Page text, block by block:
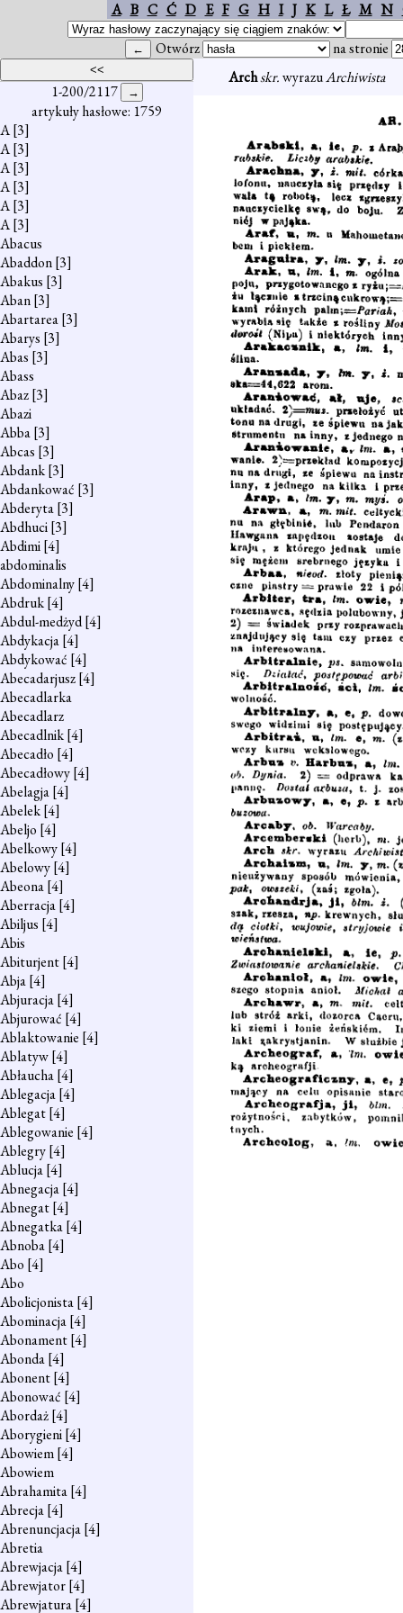
A B C Ć D E F G H I J K L Ł M N
Otwórz na stronie
1-200/2117
artykuły hasłowe: 1759
A[3]
A[3]
A[3]
A[3]
A[3]
A[3]
Abacus
Abaddon[3]
Abakus [3]
Aban[3]
Abartarea[3]
Abarys [3]
Abas [3]
Abass
Abaz[3]
Abazi
Abba[3]
Abcas [3]
Abdank[3]
Abdankować [3]
Abderyta[3]
Abdhuci[3]
Abdimi[4]
abdominalis
Abdominalny[4]
Abdruk[4]
Abdul-medżyd[4]
Abdykacja[4]
Abdykować [4]
Abecadarjusz[4]
Abecadlarka
Abecadlarz
Abecadlnik[4]
Abecadło [4]
Abecadłowy[4]
Abelagja[4]
Abelek[4]
Abeljo [4]
Abelkowy[4]
Abelowy[4]
Abeona[4]
Aberracja[4]
Abiljus [4]
Abis
Abiturjent[4]
Abja[4]
Abjuracja[4]
Abjurować [4]
Ablaktowanie [4]
Ablatyw[4]
Abłaucha[4]
Ablegacja[4]
Ablegat[4]
Ablegowanie [4]
Ablegry[4]
Ablucja[4]
Abnegacja[4]
Abnegat[4]
Abnegatka[4]
Abnoba[4]
Abo [4]
Abo
Abolicjonista[4]
Abominacja[4]
Abonament[4]
Abonda[4]
Abonent[4]
Abonować [4]
Abordaż[4]
Aborygieni[4]
Abowiem[4]
Abowiem
Abrahamita[4]
Abrecja[4]
Abrenuncjacja[4]
Abretia
Abrewjacja[4]
Abrewjator[4]
Abrewjatura[4]
Archskr.wyrazuArchiwista